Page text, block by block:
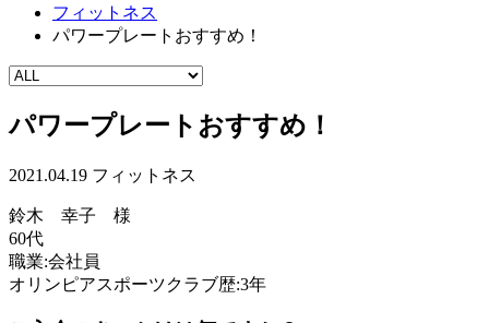
フィットネス
パワープレートおすすめ！
パワープレートおすすめ！
2021.04.19 フィットネス
鈴木 幸子 様
60代
職業:会社員
オリンピアスポーツクラブ歴:3年